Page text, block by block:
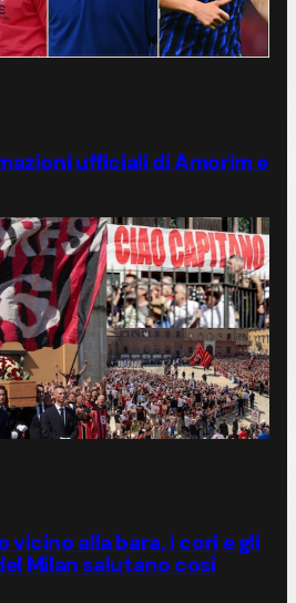
ufficiali di Amorim e
alla bara, i cori e gli
Milan salutano così